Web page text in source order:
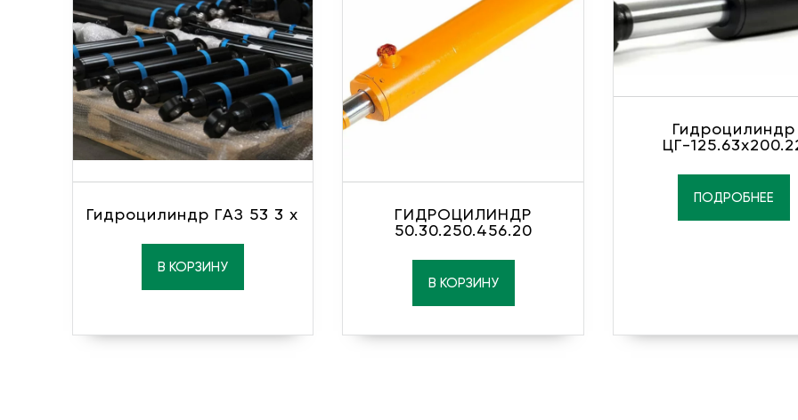
Гидроцилиндр ГАЗ 53 3 х
В КОРЗИНУ
ГИДРОЦИЛИНДР
50.30.250.456.20
В КОРЗИНУ
Гидроцилиндр
ЦГ-
ПОДРОБНЕЕ